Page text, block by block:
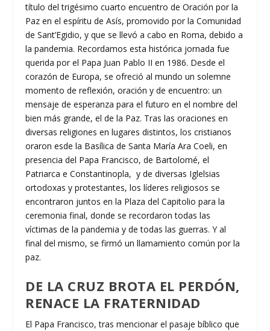
título del trigésimo cuarto encuentro de Oración por la
Paz en el espíritu de Asís, promovido por la Comunidad
de Sant’Egidio, y que se llevó a cabo en Roma, debido a
la pandemia. Recordamos esta histórica jornada fue
querida por el Papa Juan Pablo II en 1986. Desde el
corazón de Europa, se ofreció al mundo un solemne
momento de reflexión, oración y de encuentro: un
mensaje de esperanza para el futuro en el nombre del
bien más grande, el de la Paz. Tras las oraciones en
diversas religiones en lugares distintos, los cristianos
oraron esde la Basílica de Santa María Ara Coeli, en
presencia del Papa Francisco, de Bartolomé, el
Patriarca e Constantinopla, y de diversas Iglelsias
ortodoxas y protestantes, los líderes religiosos se
encontraron juntos en la Plaza del Capitolio para la
ceremonia final, donde se recordaron todas las
víctimas de la pandemia y de todas las guerras. Y al
final del mismo, se firmó un llamamiento común por la
paz.
DE LA CRUZ BROTA EL PERDÓN,
RENACE LA FRATERNIDAD
El Papa Francisco, tras mencionar el pasaje bíblico que